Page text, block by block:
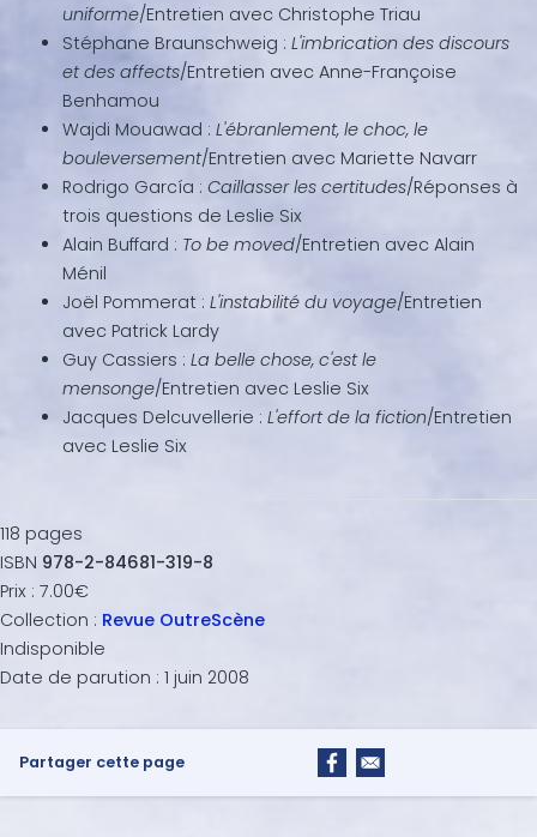
uniforme/Entretien avec Christophe Triau
Stéphane Braunschweig : L'imbrication des discours
et des affects/Entretien avec Anne-Françoise
Benhamou
Wajdi Mouawad : L'ébranlement, le choc, le
bouleversement/Entretien avec Mariette Navarr
Rodrigo García : Caillasser les certitudes/Réponses à
trois questions de Leslie Six
Alain Buffard : To be moved/Entretien avec Alain
Ménil
Joël Pommerat : L'instabilité du voyage/Entretien
avec Patrick Lardy
Guy Cassiers : La belle chose, c'est le
mensonge/Entretien avec Leslie Six
Jacques Delcuvellerie : L'effort de la fiction/Entretien
avec Leslie Six
118 pages
ISBN 978-2-84681-319-8
Prix : 7.00€
Collection : Revue OutreScène
Indisponible
Date de parution : 1 juin 2008
Partager cette page